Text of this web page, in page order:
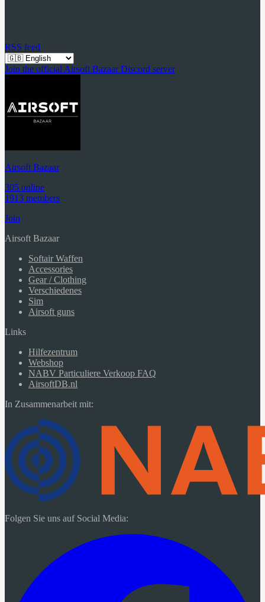
RSS feed
Join the official Airsoft Bazaar Discord server
Airsoft Bazaar
305 online
1913 members
Join
Airsoft Bazaar
Softair Waffen
Accessories
Gear / Clothing
Verschiedenes
Sim
Airsoft guns
Links
Hilfezentrum
Webshop
NABV Particuliere Verkoop FAQ
AirsoftDB.nl
In Zusammenarbeit mit:
Folgen Sie uns auf Social Media: